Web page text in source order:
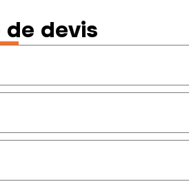
de devis